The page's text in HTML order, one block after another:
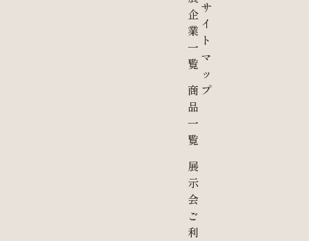
企
業
一
覧
商
品
一
覧
展
示
会
ご
利
サ
イ
ト
マ
ッ
プ